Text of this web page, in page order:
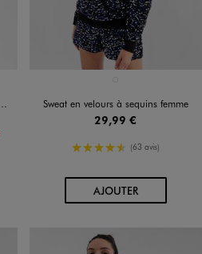
Sweat en velours à sequins femme
29,99 €
4.5/5 de moyenne
(63 avis)
AJOUTERAU PANIER